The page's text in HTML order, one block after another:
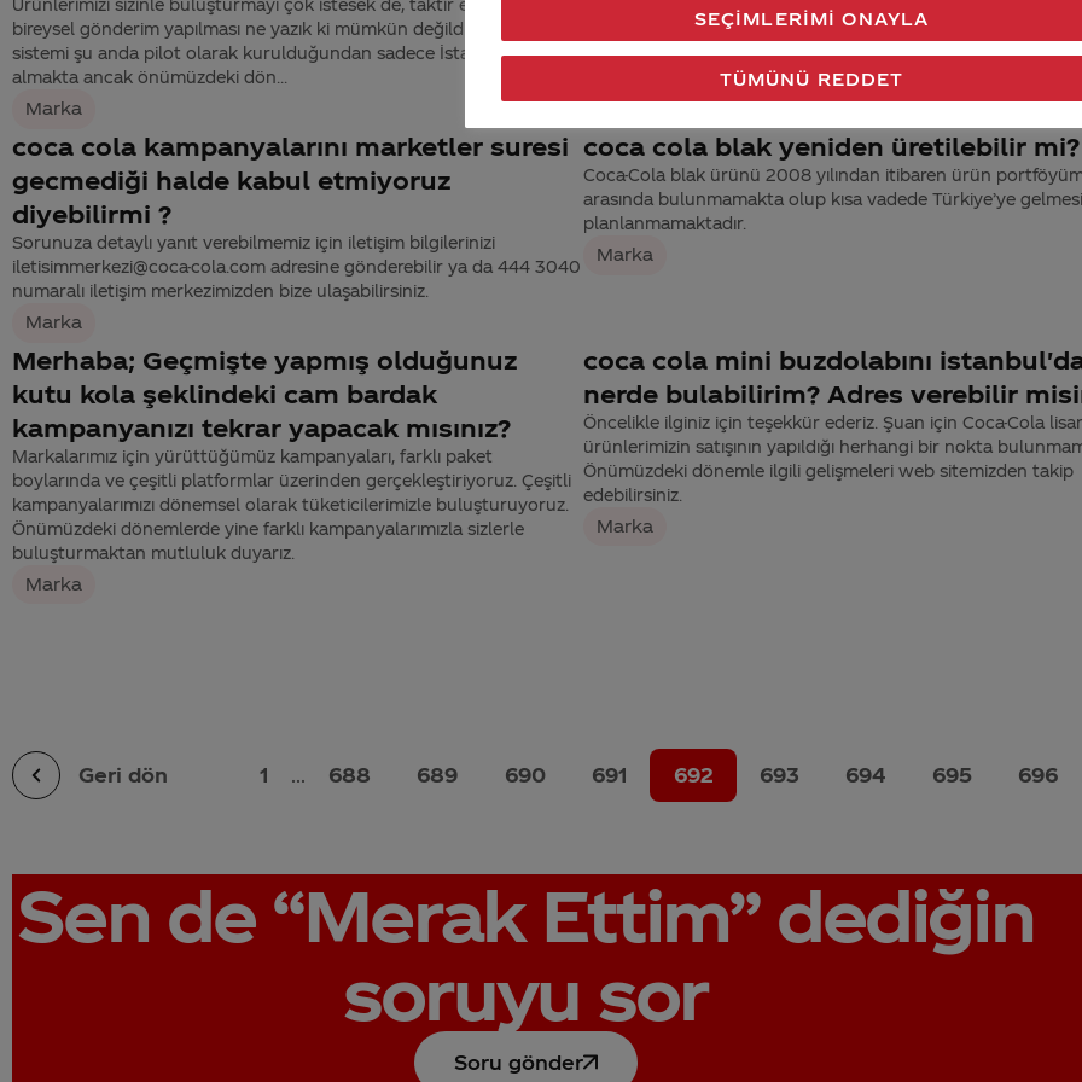
Ürünlerimizi sizinle buluşturmayı çok istesek de, taktir edersiniz ki
bireysel gönderim yapılması ne yazık ki mümkün değildir. Freestyle
sistemi şu anda pilot olarak kurulduğundan sadece İstanbul’da yer
almakta ancak önümüzdeki dön...
Marka
coca cola kampanyalarını marketler suresi
gecmediği halde kabul etmiyoruz
diyebilirmi ?
Sorunuza detaylı yanıt verebilmemiz için iletişim bilgilerinizi
iletisimmerkezi@coca-cola.com adresine gönderebilir ya da 444 3040
numaralı iletişim merkezimizden bize ulaşabilirsiniz.
Marka
coca cola blak yeniden üretilebilir mi?
Coca-Cola blak ürünü 2008 yılından itibaren ürün
arasında bulunmamakta olup kısa vadede Türkiye’ye gelmesi
planlanmamaktadır.
Marka
Merhaba; Geçmişte yapmış olduğunuz
kutu kola şeklindeki cam bardak
kampanyanızı tekrar yapacak mısınız?
Markalarımız için yürüttüğümüz kampanyaları, farklı paket
boylarında ve çeşitli platformlar üzerinden gerçekleştiriyoruz. Çeşitli
kampanyalarımızı dönemsel olarak tüketicilerimizle buluşturuyoruz.
Önümüzdeki dönemlerde yine farklı kampanyalarımızla sizlerle
buluşturmaktan mutluluk duyarız.
Marka
coca cola mini buzdolabını
nerde bulabilirim? Adres verebilir
Öncelikle ilginiz için teşekkür ederiz. Şuan için Coca-Cola
ürünlerimizin satışının yapıldığı herhangi bir nokta
Önümüzdeki dönemle ilgili gelişmeleri web sitemizden takip
edebilirsiniz.
Marka
Geri dön 1 ... 688 689 690 691 692 693 694 695 696
Sen de “Merak Ettim”dediğin
soruyu sor
Soru gönder
TÜMÜNÜ REDDET
SEÇIMLERIMI ONAYLA